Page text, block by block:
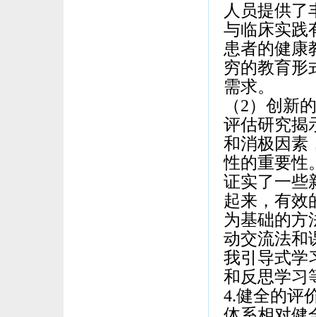
人员提供
与临床实践
患者的健康
穷的教育形
需求。
（2）创新
评估研究揭
和消极因素
性的重要性
证实了一些
起来，有效
为基础的方
动交流法和
我引导式学
和反思学习
4.健全的评